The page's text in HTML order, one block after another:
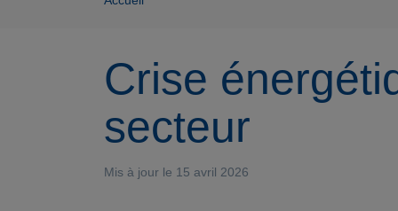
Crise
secteur
Mis à jour le 15 avril 2026